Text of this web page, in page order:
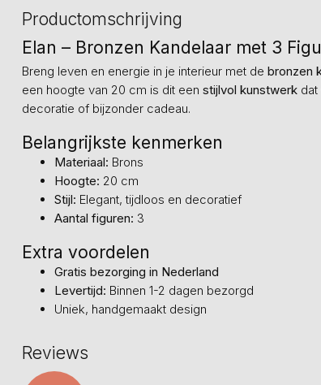
Productomschrijving
Elan – Bronzen Kandelaar met 3
Breng leven en energie in je interieur met de bronzen
een hoogte van 20 cm is dit een stijlvol kunstwerk
decoratie of bijzonder cadeau.
Belangrijkste kenmerken
Materiaal: Brons
Hoogte: 20 cm
Stijl: Elegant, tijdloos en decoratief
Aantal figuren: 3
Extra voordelen
Gratis bezorging in Nederland
Levertijd: Binnen 1-2 dagen bezorgd
Uniek, handgemaakt design
Reviews